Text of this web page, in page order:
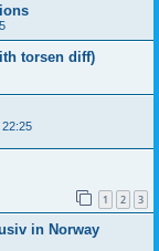
torsen diff)
1 2 3
in Norway